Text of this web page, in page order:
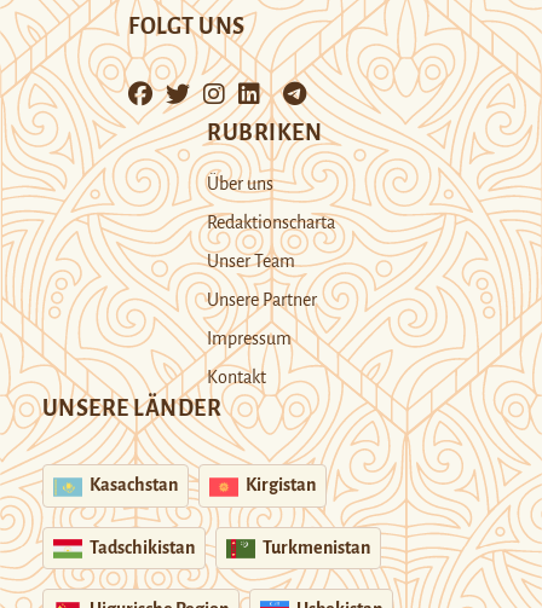
FOLGT UNS
RUBRIKEN
Über uns
Redaktionscharta
Unser Team
Unsere Partner
Impressum
Kontakt
UNSERE LÄNDER
Kasachstan Kirgistan
Tadschikistan Turkmenistan